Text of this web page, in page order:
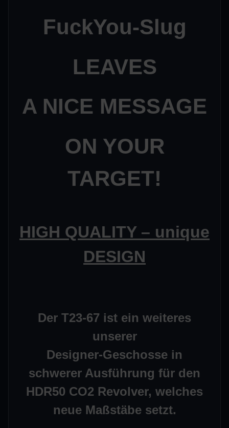
FuckYou-Slug
LEAVES
A NICE MESSAGE
ON YOUR
TARGET!
HIGH QUALITY – unique
DESIGN
Der T23-67 ist ein weiteres
unserer
Designer-Geschosse in
schwerer Ausführung für den
HDR50 CO2 Revolver, welches
neue Maßstäbe setzt.